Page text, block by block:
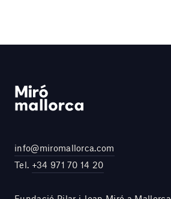
info@miromallorca.com
Tel. +34 971 70 14 20